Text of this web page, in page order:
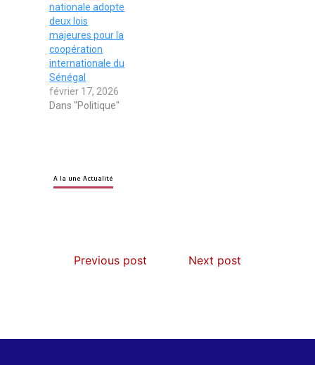
nationale adopte
deux lois
majeures pour la
coopération
internationale du
Sénégal
février 17, 2026
Dans "Politique"
A la une Actualité
Previous post Next post
2 min 228